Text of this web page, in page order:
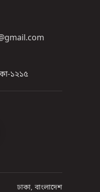
১২১৫
ঢাকা, বাংলাদেশ